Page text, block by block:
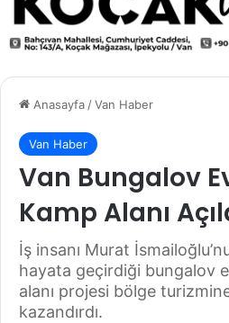
Anasayfa/Van Haber
Van Haber
Van Bungalov
Kamp Alanı
İş insanı Murat
hayata geçirdiği bungalov
alanı projesi bölge
kazandırdı.